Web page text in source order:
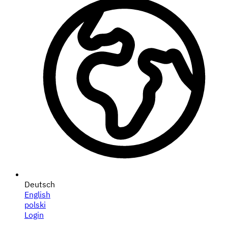
Deutsch
English
polski
Login